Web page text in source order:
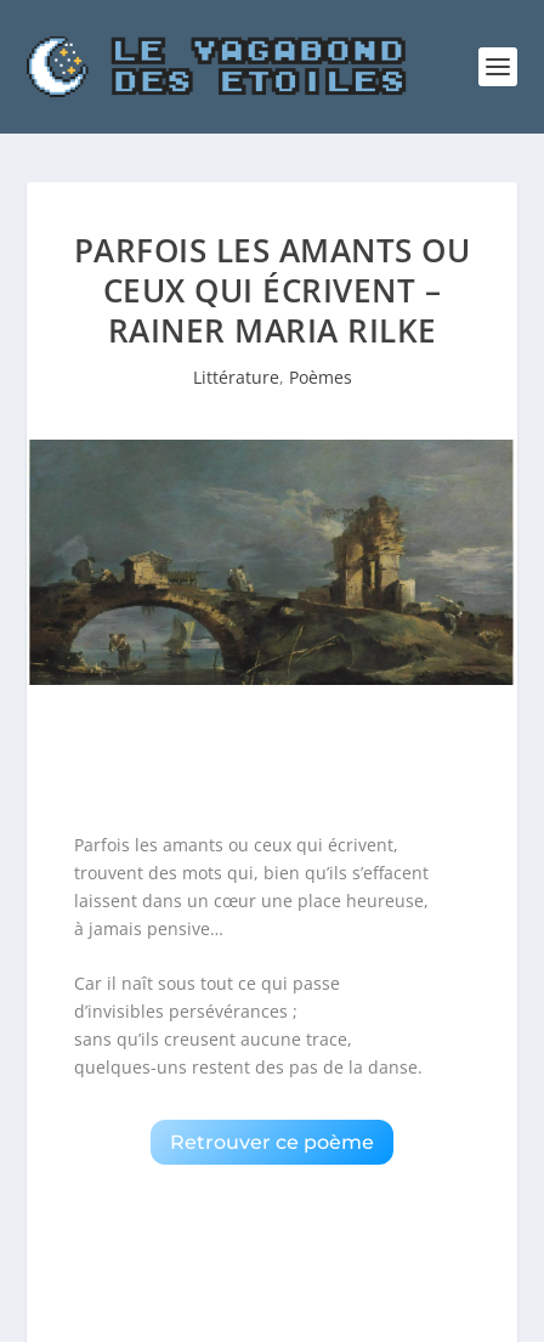
PARFOIS LES AMANTS OU
CEUX QUI ÉCRIVENT –
RAINER MARIA RILKE
Littérature, Poèmes
Parfois les amants ou ceux qui écrivent,
trouvent des mots qui, bien qu’ils s’effacent
laissent dans un cœur une place heureuse,
à jamais pensive…
Car il naît sous tout ce qui passe
d’invisibles persévérances ;
sans qu’ils creusent aucune trace,
quelques-uns restent des pas de la danse.
Retrouver ce poème